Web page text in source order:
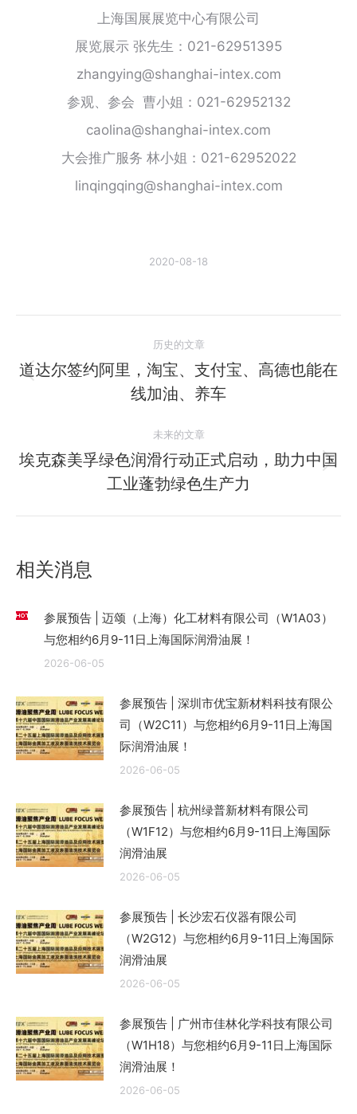
上海国展展览中心有限公司
展览展示 张先生：021-62951395
zhangying@shanghai-intex.com
参观、参会 曹小姐：021-62952132
caolina@shanghai-intex.com
大会推广服务 林小姐：021-62952022
linqingqing@shanghai-intex.com
2020-08-18
章
历史的文章
历
史
章：
道达尔签约阿里，淘宝、支付宝、高德也能在
线加油、养车
未来的文章
未
来
的
埃克森美孚绿色润滑行动正式启动，助力中国
工业蓬勃绿色生产力
相关消息
参展预告 | 迈颂（上海）化工材料有限公司（W1A03）
与您相约6月9-11日上海国际润滑油展！
2026-06-05
参展预告 | 深圳市优宝新材料科技有限公
司（W2C11）与您相约6月9-11日上海国
际润滑油展！
2026-06-05
参展预告 | 杭州绿普新材料有限公司
（W1F12）与您相约6月9-11日上海国际
润滑油展
2026-06-05
参展预告 | 长沙宏石仪器有限公司
（W2G12）与您相约6月9-11日上海国际
润滑油展
2026-06-05
参展预告 | 广州市佳林化学科技有限公司
（W1H18）与您相约6月9-11日上海国际
润滑油展！
2026-06-05